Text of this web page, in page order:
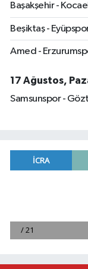
Başakşehir -
Beşiktaş -
Amed -
17 Ağustos,
Samsunspor -
20:05 |